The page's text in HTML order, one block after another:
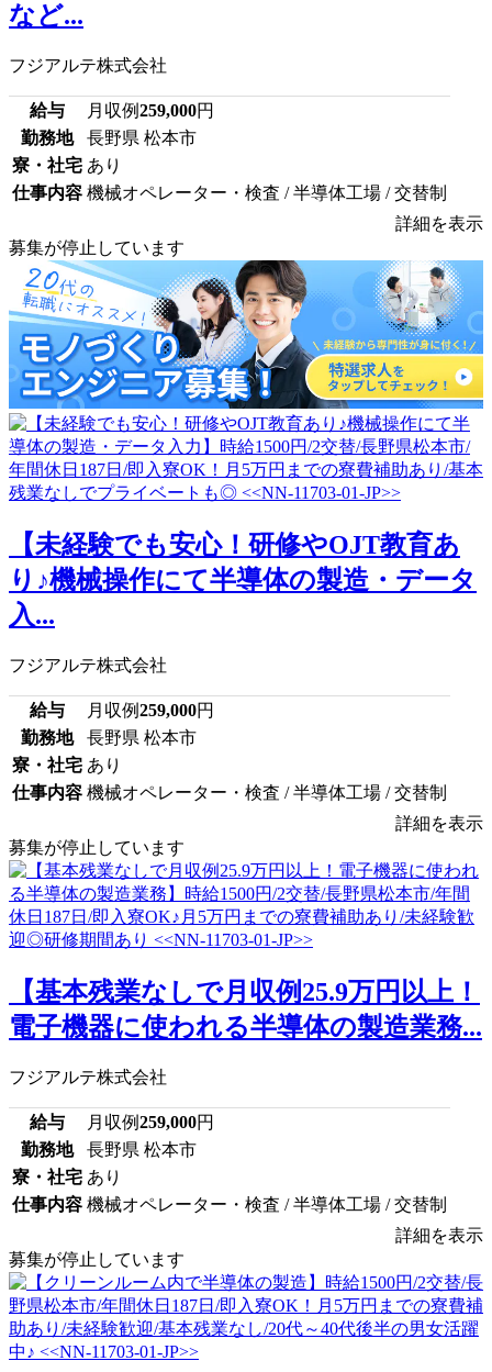
など...
フジアルテ株式会社
給与 月収例259,000円
勤務地
長野県 松本市
寮・社宅 あり
仕事内容 機械オペレーター・検査 / 半導体工場 / 交替制
詳細を表示
募集が停止しています
【未経験でも安心！研修やOJT教育あ
り♪機械操作にて半導体の製造・データ
入...
フジアルテ株式会社
給与 月収例259,000円
勤務地
長野県 松本市
寮・社宅 あり
仕事内容 機械オペレーター・検査 / 半導体工場 / 交替制
詳細を表示
募集が停止しています
【基本残業なしで月収例25.9万円以上！
電子機器に使われる半導体の製造業務...
フジアルテ株式会社
給与 月収例259,000円
勤務地
長野県 松本市
寮・社宅 あり
仕事内容 機械オペレーター・検査 / 半導体工場 / 交替制
詳細を表示
募集が停止しています